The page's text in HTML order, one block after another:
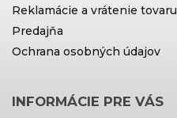
Reklamácie a vrátenie tovaru
Predajňa
Ochrana osobných údajov
INFORMÁCIE PRE VÁS